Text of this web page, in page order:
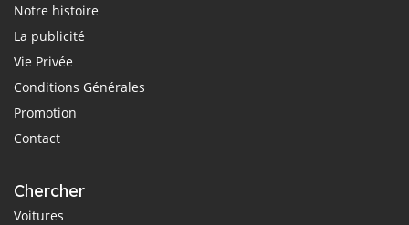
Notre histoire
La publicité
Vie Privée
Conditions Générales
Promotion
Contact
Chercher
Voitures